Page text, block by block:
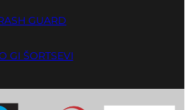
GUARD
GI ŠORTSEVI